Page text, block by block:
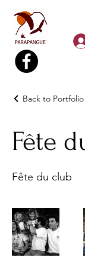
Back to Portfolio
Fête
Fête du club